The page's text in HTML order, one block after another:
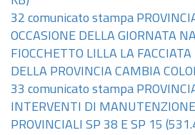
32 comunicato stampa
OCCASIONE DELLA GIORNATA
FIOCCHETTO LILLA LA
DELLA PROVINCIA CAMBIA
33 comunicato stampa
INTERVENTI DI
PROVINCIALI SP 38 E SP 15